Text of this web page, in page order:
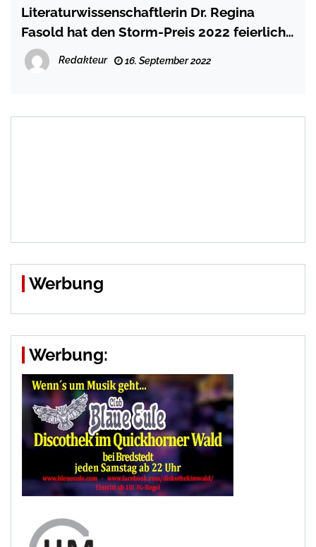
Literaturwissenschaftlerin Dr. Regina
Fasold hat den Storm-Preis 2022 feierlich
bekommen
Redakteur 16. September 2022
Werbung
Werbung: